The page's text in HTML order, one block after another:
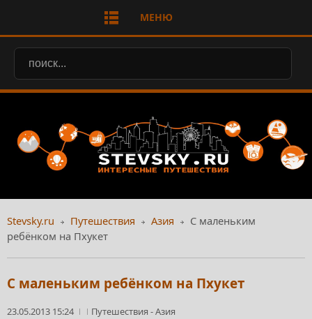
МЕНЮ
Stevsky.ru Путешествия Азия
C маленьким
ребёнком на Пхукет
C маленьким ребёнком на Пхукет
23.05.2013 15:24 Путешествия -Азия